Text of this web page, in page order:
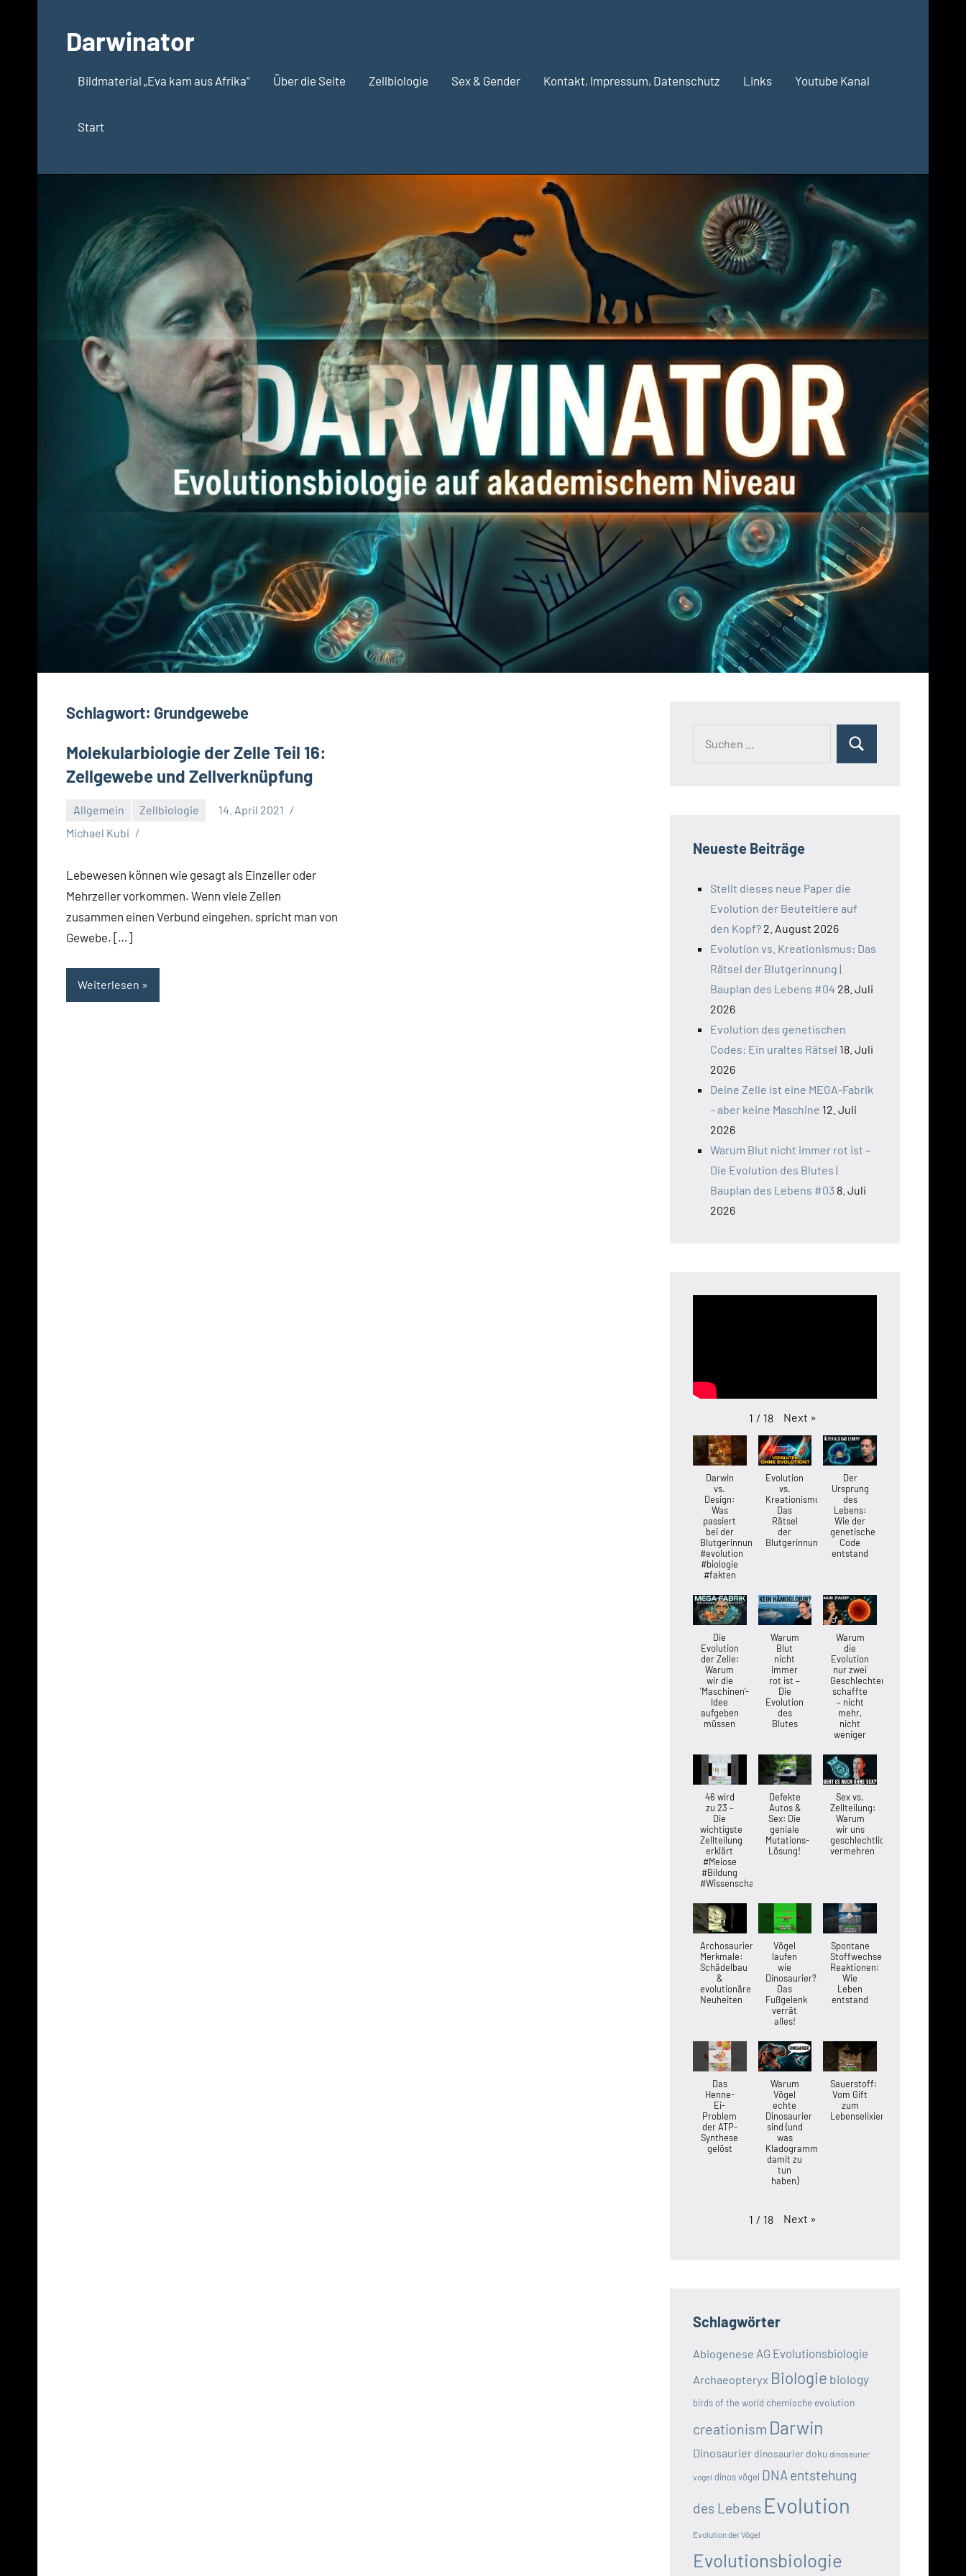
springenDarwinator
Evolutionsbiologie
Bildmaterial „Eva kam aus Afrika“ Über die Seite Zellbiologie Sex & Gender Kontakt, Impressum, Datenschutz Links Youtube Kanal
Start
Schlagwort: Grundgewebe
Molekularbiologie der Zelle Teil 16:
Zellgewebe und Zellverknüpfung
Allgemein Zellbiologie
14. April 2021
Michael Kubi
Lebewesen können wie gesagt als Einzeller oder
Mehrzeller vorkommen. Wenn viele Zellen
zusammen einen Verbund eingehen, spricht man von
Gewebe. […]
Weiterlesen
Suchen
Neueste Beiträge
Stellt dieses neue Paper die
Evolution der Beuteltiere auf
den Kopf? 2. August 2026
Evolution vs. Kreationismus: Das
Rätsel der Blutgerinnung |
Bauplan des Lebens #04 28. Juli
2026
Evolution des genetischen
Codes: Ein uraltes Rätsel 18. Juli
2026
Deine Zelle ist eine MEGA-Fabrik
– aber keine Maschine 12. Juli
2026
Warum Blut nicht immer rot ist –
Die Evolution des Blutes |
Bauplan des Lebens #03 8. Juli
2026
1 / 18 Next »
Darwin
vs.
Design:
Was
passiert
bei der
Blutgerinnung?
#evolution
#biologie
#fakten
Evolution
vs.
Kreationismus:
Das
Rätsel
der
Blutgerinnung
Der
Ursprung
des
Lebens:
Wie der
genetische
Code
entstand
Die
Evolution
der Zelle:
Warum
wir die
'Maschinen'-
Idee
aufgeben
müssen
Warum
Blut
nicht
immer
rot ist –
Die
Evolution
des
Blutes
Warum
die
Evolution
nur zwei
Geschlechter
schaffte
– nicht
mehr,
nicht
weniger
46 wird
zu 23 –
Die
wichtigste
Zellteilung
erklärt
#Meiose
#Bildung
#Wissenschaft
Defekte
Autos &
Sex: Die
geniale
Mutations-
Lösung!
Sex vs.
Zellteilung:
Warum
wir uns
geschlechtlich
vermehren
Archosaurier-
Merkmale:
Schädelbau
&
evolutionäre
Neuheiten
Vögel
laufen
wie
Dinosaurier?
Das
Fußgelenk
verrät
alles!
Spontane
Stoffwechsel-
Reaktionen:
Wie
Leben
entstand
Das
Henne-
Ei-
Problem
der ATP-
Synthese
gelöst
Warum
Vögel
echte
Dinosaurier
sind (und
was
Kladogramme
damit zu
tun
haben)
Sauerstoff:
Vom Gift
zum
Lebenselixier
1 / 18 Next »
Schlagwörter
Abiogenese AG Evolutionsbiologie
Archaeopteryx Biologie biology
birds of the world chemische evolution
creationism Darwin
Dinosaurier dinosaurier doku dinosaurier
vogel dinos vögel DNAentstehung
des Lebens Evolution
Evolution der Vögel
Evolutionsbiologie